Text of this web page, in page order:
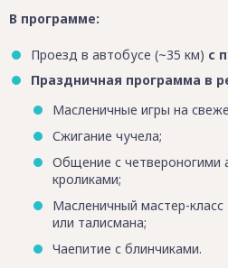
В программе:
Проезд в автобусе (~35 км) с
Праздничная программа в
Масленичные игры на
Сжигание чучела;
Общение с четвероногими
кроликами;
Масленичный мастер-класс
или талисмана;
Чаепитие с блинчиками.